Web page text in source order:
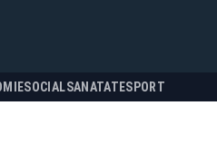
SOCIALSANATATESPORT